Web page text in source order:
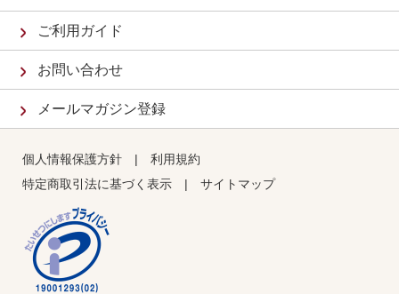
ご利用ガイド
お問い合わせ
メールマガジン登録
個人情報保護方針 | 利用規約
特定商取引法に基づく表示 | サイトマップ